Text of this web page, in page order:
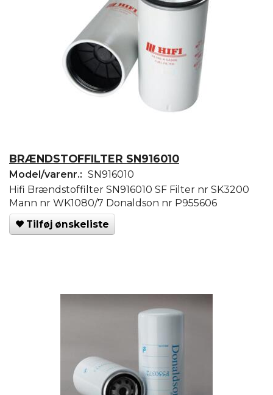
BRÆNDSTOFFILTER SN916010
Model/varenr.: SN916010
Hifi Brændstoffilter SN916010 SF Filter nr SK3200
Mann nr WK1080/7 Donaldson nr P955606
Tilføj ønskeliste